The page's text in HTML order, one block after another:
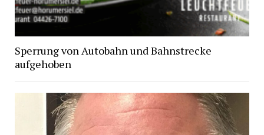
Sperrung von Autobahn und Bahnstrecke
aufgehoben